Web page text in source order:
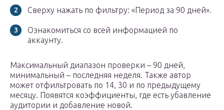
Сверху нажать по фильтру: «Период за 90 дней».
Ознакомиться со всей информацией по
аккаунту.
Максимальный диапазон проверки – 90 дней,
минимальный – последняя неделя. Также автор
может отфильтровать по 14, 30 и по предыдущему
месяцу. Появятся коэффициенты, где есть убавление
аудитории и добавление новой.